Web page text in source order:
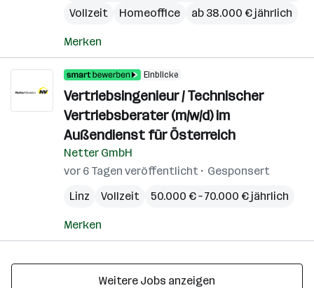
Vollzeit
Homeoffice ab 38.000 € jährlich
Merken
Einblicke
Vertriebsingenieur / Technischer
Vertriebsberater (m/w/d) im
Außendienst für Österreich
Netter GmbH
vor 6 Tagen veröffentlicht
Gesponsert
Linz
Vollzeit 50.000 € – 70.000 € jährlich
Merken
Weitere Jobs anzeigen